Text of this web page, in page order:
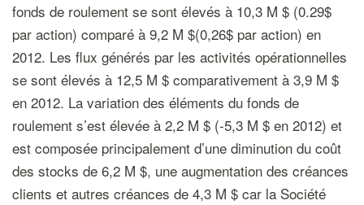
fonds de roulement se sont élevés à 10,3 M $ (0.29$
par action) comparé à 9,2 M $(0,26$ par action) en
2012. Les flux générés par les activités opérationnelles
se sont élevés à 12,5 M $ comparativement à 3,9 M $
en 2012. La variation des éléments du fonds de
roulement s’est élevée à 2,2 M $ (-5,3 M $ en 2012) et
est composée principalement d’une diminution du coût
des stocks de 6,2 M $, une augmentation des créances
clients et autres créances de 4,3 M $ car la Société